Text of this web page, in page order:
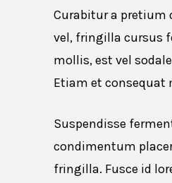
Curabitur a pretium
vel, fringilla cursus
mollis, est vel
Etiam et consequat
Suspendisse
condimentum
fringilla. Fusce id